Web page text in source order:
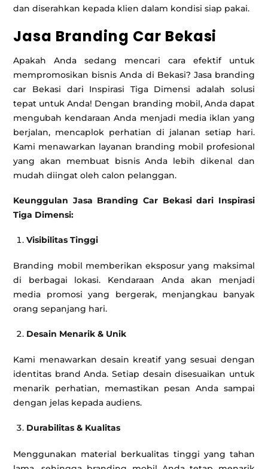
dan diserahkan kepada klien dalam kondisi siap pakai.
Jasa Branding Car Bekasi
Apakah Anda sedang mencari cara efektif untuk
mempromosikan bisnis Anda di Bekasi? Jasa branding
car Bekasi dari Inspirasi Tiga Dimensi adalah solusi
tepat untuk Anda! Dengan branding mobil, Anda dapat
mengubah kendaraan Anda menjadi media iklan yang
berjalan, mencaplok perhatian di jalanan setiap hari.
Kami menawarkan layanan branding mobil profesional
yang akan membuat bisnis Anda lebih dikenal dan
mudah diingat oleh calon pelanggan.
Keunggulan Jasa Branding Car Bekasi dari Inspirasi
Tiga Dimensi:
Visibilitas Tinggi
Branding mobil memberikan eksposur yang maksimal
di berbagai lokasi. Kendaraan Anda akan menjadi
media promosi yang bergerak, menjangkau banyak
orang sepanjang hari.
Desain Menarik & Unik
Kami menawarkan desain kreatif yang sesuai dengan
identitas brand Anda. Setiap desain disesuaikan untuk
menarik perhatian, memastikan pesan Anda sampai
dengan jelas kepada audiens.
Durabilitas & Kualitas
Menggunakan material berkualitas tinggi yang tahan